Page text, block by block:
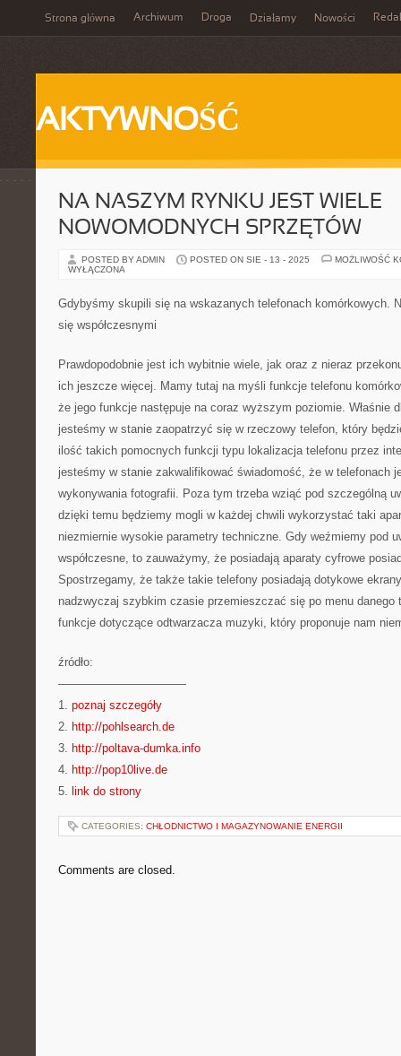
Strona główna Archiwum Droga Działamy Nowości
AKTYWNOŚĆ
NA NASZYM RYNKU JEST WIELE
NOWOMODNYCH SPRZĘTÓW
POSTED BY ADMIN POSTED ON SIE - 13 - 2025
MOŻLIWOŚĆ
WYŁĄCZONA
Gdybyśmy skupili się na wskazanych telefonach komórkowych.
się współczesnymi
Prawdopodobnie jest ich wybitnie wiele, jak oraz z nieraz
ich jeszcze więcej. Mamy tutaj na myśli funkcje telefonu
że jego funkcje następuje na coraz wyższym poziomie. Właśnie
jesteśmy w stanie zaopatrzyć się w rzeczowy telefon, który
ilość takich pomocnych funkcji typu lokalizacja telefonu przez
jesteśmy w stanie zakwalifikować świadomość, że w telefonach
wykonywania fotografii. Poza tym trzeba wziąć pod szczególną
dzięki temu będziemy mogli w każdej chwili wykorzystać taki
niezmiernie wysokie parametry techniczne. Gdy weźmiemy pod
współczesne, to zauważymy, że posiadają aparaty cyfrowe
Spostrzegamy, że także takie telefony posiadają dotykowe
nadzwyczaj szybkim czasie przemieszczać się po menu danego
funkcje dotyczące odtwarzacza muzyki, który proponuje nam
źródło:
———————————
1. poznaj szczegóły
2. http://pohlsearch.de
3. http://poltava-dumka.info
4. http://pop10live.de
5. link do strony
CATEGORIES: CHŁODNICTWO I MAGAZYNOWANIE ENERGII
Comments are closed.